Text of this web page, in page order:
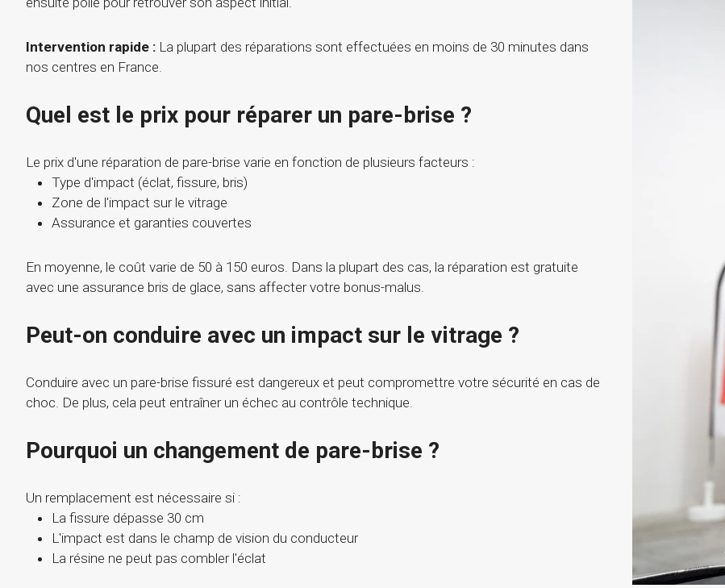
Intervention rapide : La plupart des réparations sont effectuées en moins de 30 minutes dans
nos centres en France.
Quel est le prix pour réparer un pare-brise ?
Le prix d'une réparation de pare-brise varie en fonction de plusieurs facteurs :
Type d'impact (éclat, fissure, bris)
Zone de l'impact sur le vitrage
Assurance et garanties couvertes
En moyenne, le coût varie de 50 à 150 euros. Dans la plupart des cas, la réparation est gratuite
avec une assurance bris de glace, sans affecter votre bonus-malus.
Peut-on conduire avec un impact sur le vitrage ?
Conduire avec un pare-brise fissuré est dangereux et peut compromettre votre sécurité en cas de
choc. De plus, cela peut entraîner un échec au contrôle technique.
Pourquoi un changement de pare-brise ?
Un remplacement est nécessaire si :
La fissure dépasse 30 cm
L'impact est dans le champ de vision du conducteur
La résine ne peut pas combler l'éclat